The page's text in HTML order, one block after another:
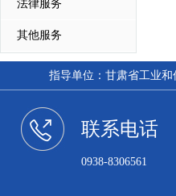
法律服务
其他服务
指导单位：甘肃省工业
联系电话
0938-8306561